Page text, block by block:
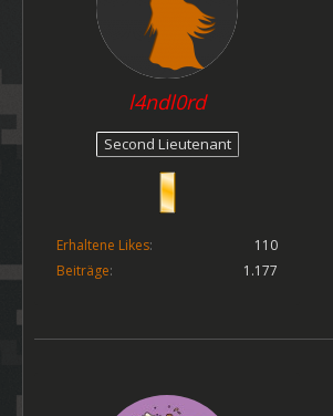
l4ndl0rd
Second Lieutenant
Erhaltene Likes
110
Beiträge
1.177